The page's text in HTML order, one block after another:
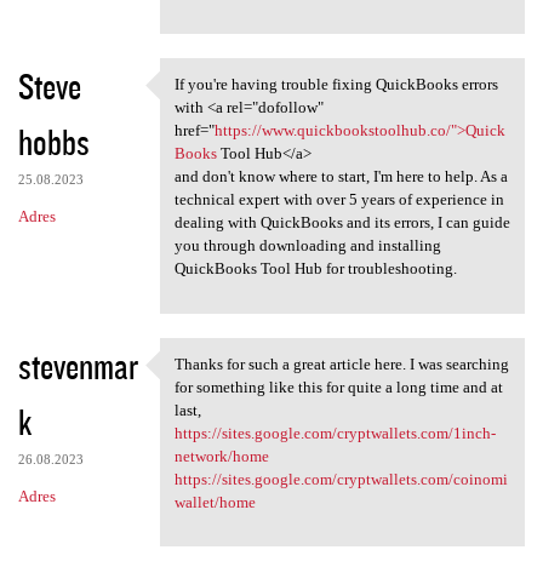
Steve
hobbs
25.08.2023
Adres
If you're having trouble
If you're having trouble fixing QuickBooks errors
with <a rel="dofollow"
href="https://www.quickbookstoolhub.co/">Quick
BooksTool Hub</a>
and don't know where to start, I'm here to help. As a
technical expert with over 5 years of experience in
dealing with QuickBooks and its errors, I can guide
you through downloading and installing
QuickBooks Tool Hub for troubleshooting.
stevenmar
k
26.08.2023
Adres
Thanks for such a great
Thanks for such a great article here. I was searching
for something like this for quite a long time and at
last,
https://sites.google.com/cryptwallets.com/1inch-
network/home
https://sites.google.com/cryptwallets.com/coinomi
wallet/home